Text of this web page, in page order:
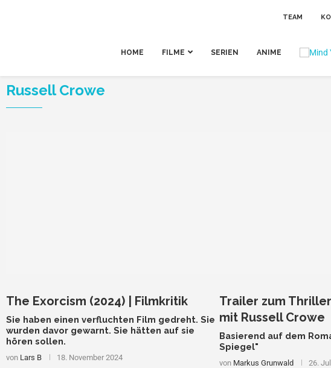
TEAM
HOME FILME SERIEN ANIME
Russell Crowe
The Exorcism (2024) | Filmkritik
Sie haben einen verfluchten Film gedreht. Sie
wurden davor gewarnt. Sie hätten auf sie
hören sollen.
von Lars B 18. November 2024
Trailer zum
mit Russell Crowe
Basierend auf dem
Spiegel"
von Markus Grunwald 26.